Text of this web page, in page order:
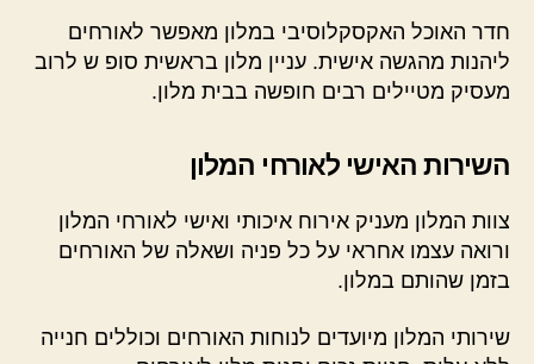
חדר האוכל האקסקלוסיבי במלון מאפשר לאורחים
ליהנות מהגשה אישית. עניין מלון בראשית סופ ש לרוב
מעסיק מטיילים רבים חופשה בבית מלון.
השירות האישי לאורחי המלון
צוות המלון מעניק אירוח איכותי ואישי לאורחי המלון
ורואה עצמו אחראי על כל פניה ושאלה של האורחים
בזמן שהותם במלון.
שירותי המלון מיועדים לנוחות האורחים וכוללים חנייה